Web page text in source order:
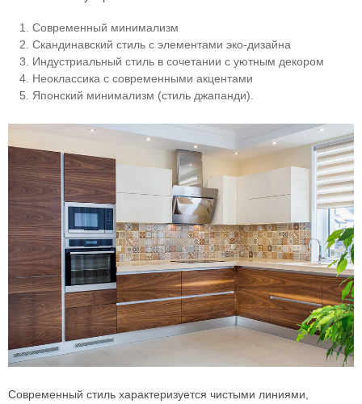
Современный минимализм
Скандинавский стиль с элементами эко-дизайна
Индустриальный стиль в сочетании с уютным декором
Неоклассика с современными акцентами
Японский минимализм (стиль джапанди).
Современный стиль характеризуется чистыми линиями,